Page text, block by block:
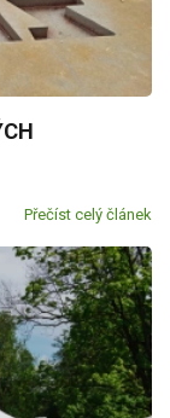
Přečíst celý článek